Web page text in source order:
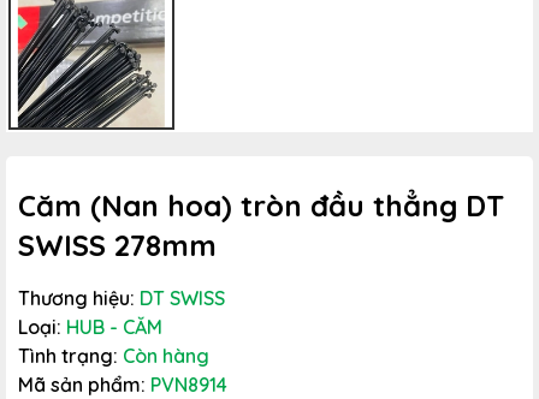
Căm (Nan hoa) tròn đầu thẳng DT
SWISS 278mm
Thương hiệu: DT SWISS
Loại: HUB - CĂM
Tình trạng: Còn hàng
Mã sản phẩm: PVN8914